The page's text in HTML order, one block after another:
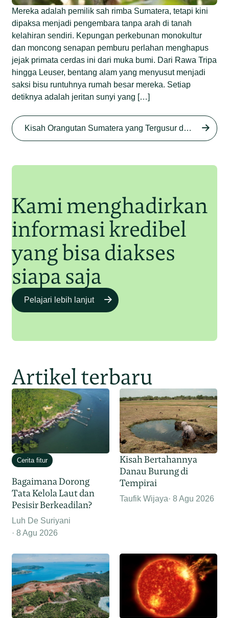
Sumatera di Rawa Tripa
Junaidi Hanafiah 27 Agu 2025
Begini Modus Perburuan
Mereka adalah pemilik sah rimba Sumatera, tetapi kini
dipaksa menjadi pengembara tanpa arah di tanah
kelahiran sendiri. Kepungan perkebunan monokultur
dan moncong senapan pemburu perlahan menghapus
jejak primata cerdas ini dari muka bumi. Dari Rawa Tripa
hingga Leuser, bentang alam yang menyusut menjadi
saksi bisu runtuhnya rumah besar mereka. Setiap
detiknya adalah jeritan sunyi yang […]
Kisah Orangutan Sumatera yang Tergusur dari Rumah Sendiri series
Kami menghadirkan
informasi kredibel
yang bisa diakses
siapa saja
Pelajari lebih lanjut
Artikel terbaru
Cerita fitur
Bagaimana Dorong
Tata Kelola Laut dan
Pesisir Berkeadilan?
Luh De Suriyani
8 Agu 2026
Kisah Bertahannya
Danau Burung di
Tempirai
Taufik Wijaya 8 Agu 2026